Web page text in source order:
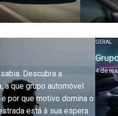
Descubra a
a que grupo automóvel
por que motivo domina o
está à sua espera
GERAL
4 de